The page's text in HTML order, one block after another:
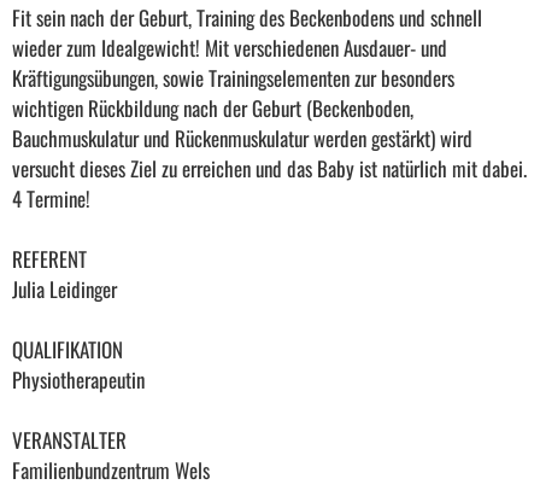
Fit sein nach der Geburt, Training des Beckenbodens und schnell
wieder zum Idealgewicht! Mit verschiedenen Ausdauer- und
Kräftigungsübungen, sowie Trainingselementen zur besonders
wichtigen Rückbildung nach der Geburt (Beckenboden,
Bauchmuskulatur und Rückenmuskulatur werden gestärkt) wird
versucht dieses Ziel zu erreichen und das Baby ist natürlich mit dabei.
4 Termine!
REFERENT
Julia Leidinger
QUALIFIKATION
Physiotherapeutin
VERANSTALTER
Familienbundzentrum Wels